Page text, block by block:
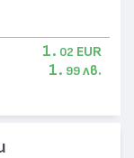
1. 02 EUR
1. 99 лв.